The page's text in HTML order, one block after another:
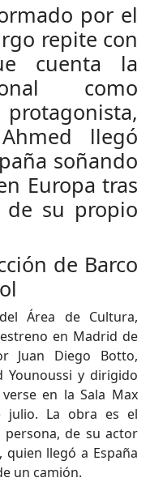
por el
repite con
cuenta la
como
llegó
soñando
Europa tras
de su propio
de Barco
Área de Cultura,
en Madrid de
Juan Diego Botto,
Younoussi y dirigido
en la Sala Max
La obra es el
de su actor
quien llegó a España
un camión.